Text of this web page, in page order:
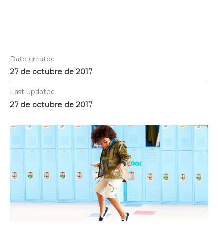
Date created
27 de octubre de 2017
Last updated
27 de octubre de 2017